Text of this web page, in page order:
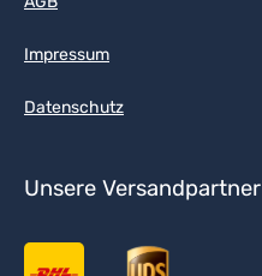
Impressum
Datenschutz
Unsere Versandpartner